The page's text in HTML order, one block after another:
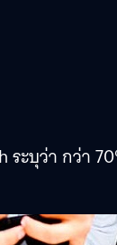
ระบุว่า กว่า